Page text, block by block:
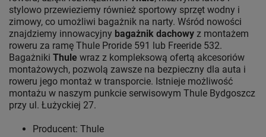
stylowo przewieziemy również sportowy sprzęt wodny i
zimowy, co umożliwi bagażnik na narty. Wśród nowości
znajdziemy innowacyjny bagażnik dachowy z montażem
roweru za ramę Thule Proride 591 lub Freeride 532.
Bagażniki Thule wraz z kompleksową ofertą akcesoriów
montażowych, pozwolą zawsze na bezpieczny dla auta i
roweru jego montaż w transporcie. Istnieje możliwość
montażu w naszym punkcie serwisowym Thule Bydgoszcz
przy ul. Łużyckiej 27.
Producent: Thule